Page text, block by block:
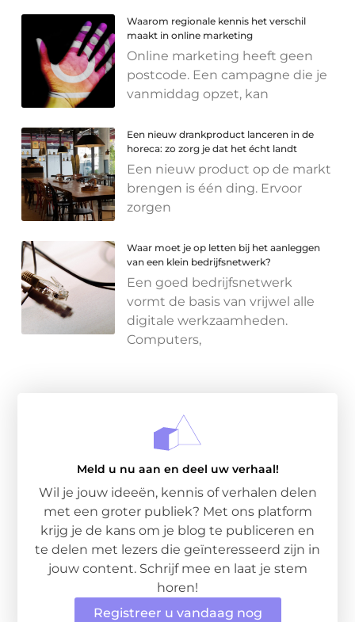
Waarom regionale kennis het verschil
maakt in online marketing
Online marketing heeft geen
postcode. Een campagne die je
vanmiddag opzet, kan
Een nieuw drankproduct lanceren in de
horeca: zo zorg je dat het écht landt
Een nieuw product op de markt
brengen is één ding. Ervoor
zorgen
Waar moet je op letten bij het aanleggen
van een klein bedrijfsnetwerk?
Een goed bedrijfsnetwerk
vormt de basis van vrijwel alle
digitale werkzaamheden.
Computers,
Meld u nu aan en deel uw verhaal!
Wil je jouw ideeën, kennis of verhalen delen
met een groter publiek? Met ons platform
krijg je de kans om je blog te publiceren en
te delen met lezers die geïnteresseerd zijn in
jouw content. Schrijf mee en laat je stem
horen!
Registreer u vandaag nog